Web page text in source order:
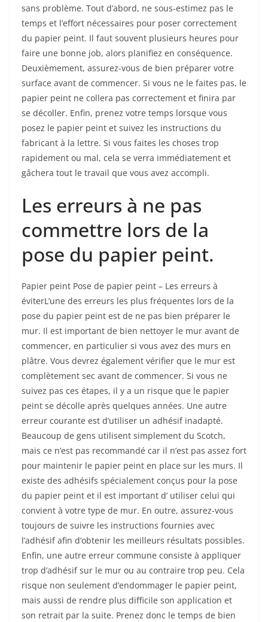
sans problème. Tout d’abord, ne sous-estimez pas le
temps et l’effort nécessaires pour poser correctement
du papier peint. Il faut souvent plusieurs heures pour
faire une bonne job, alors planifiez en conséquence.
Deuxièmement, assurez-vous de bien préparer votre
surface avant de commencer. Si vous ne le faites pas, le
papier peint ne collera pas correctement et finira par
se décoller. Enfin, prenez votre temps lorsque vous
posez le papier peint et suivez les instructions du
fabricant à la lettre. Si vous faites les choses trop
rapidement ou mal, cela se verra immédiatement et
gâchera tout le travail que vous avez accompli.
Les erreurs à ne pas
commettre lors de la
pose du papier peint.
Papier peint Pose de papier peint – Les erreurs à
éviterL’une des erreurs les plus fréquentes lors de la
pose du papier peint est de ne pas bien préparer le
mur. Il est important de bien nettoyer le mur avant de
commencer, en particulier si vous avez des murs en
plâtre. Vous devrez également vérifier que le mur est
complètement sec avant de commencer. Si vous ne
suivez pas ces étapes, il y a un risque que le papier
peint se décolle après quelques années. Une autre
erreur courante est d’utiliser un adhésif inadapté.
Beaucoup de gens utilisent simplement du Scotch,
mais ce n’est pas recommandé car il n’est pas assez fort
pour maintenir le papier peint en place sur les murs. Il
existe des adhésifs spécialement conçus pour la pose
du papier peint et il est important d’ utiliser celui qui
convient à votre type de mur. En outre, assurez-vous
toujours de suivre les instructions fournies avec
l’adhésif afin d’obtenir les meilleurs résultats possibles.
Enfin, une autre erreur commune consiste à appliquer
trop d’adhésif sur le mur ou au contraire trop peu. Cela
risque non seulement d’endommager le papier peint,
mais aussi de rendre plus difficile son application et
son retrait par la suite. Prenez donc le temps de bien